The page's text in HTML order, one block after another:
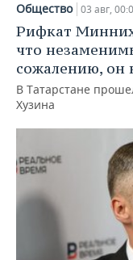
Общество 03 авг,
Рифкат
что
сожалению, он
В Татарстане
Хузина